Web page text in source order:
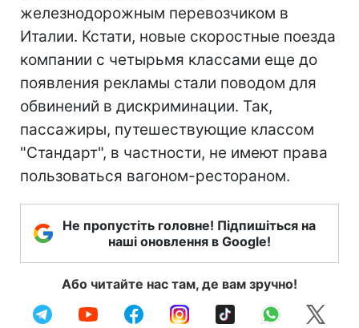
железнодорожным перевозчиком в
Италии. Кстати, новые скоростные поезда
компании с четырьмя классами еще до
появления рекламы стали поводом для
обвинений в дискриминации. Так,
пассажиры, путешествующие классом
"Стандарт", в частности, не имеют права
пользоваться вагоном-рестораном.
Не пропустіть головне! Підпишіться на
наші оновлення в Google!
Або читайте нас там, де вам зручно!